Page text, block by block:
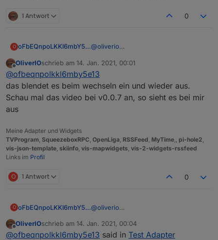
1 Antwort 0
O oFbEQnpoLKKl6mbY5e13@oliverio
der Pfeile! Daten sind da!
Datum wäre nicht schlecht!
Offline
OliverIOschrieb am 14. Jan. 2021, 00:01
zuletzt editiert von
@ofbeqnpolkkl6mby5e13
das blendet es beim wechseln ein und wieder aus.
Schau mal das video bei v0.0.7 an, so sieht es bei mir
aus
Meine Adapter und Widgets
TVProgram SqueezeboxRPC OpenLiga RSSFeed MyTime pi-hole2
vis-json-template skiinfo vis-mapwidgets vis-2-widgets-rssfeed
Links im Profil
O 1 Antwort 0
O oFbEQnpoLKKl6mbY5e13@oliverio
frug, da kannst du dir vielleicht einige
Anregungen holen. Leider konnte ich
Offline
OliverIOschrieb am 14. Jan. 2021, 00:04
zuletzt editiert von
@ofbeqnpolkkl6mby5e13 said in Test Adapter